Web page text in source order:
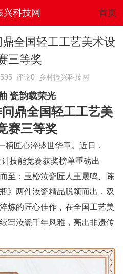
兴科技网 首页
全国轻工工艺美术设
三等奖
评论0 乡村振兴科技网
瓷韵载荣光
鼎全国轻工工艺美
赛三等奖
匠心淬盛世华章。近日，
技能竞赛获奖榜单重磅出
至：玉松汝瓷匠人王晟鸣、陈
》两件汝瓷精品脱颖而出，双
炼的匠心佳作，在全国工艺美
写汝瓷千年风雅，亮出非遗传